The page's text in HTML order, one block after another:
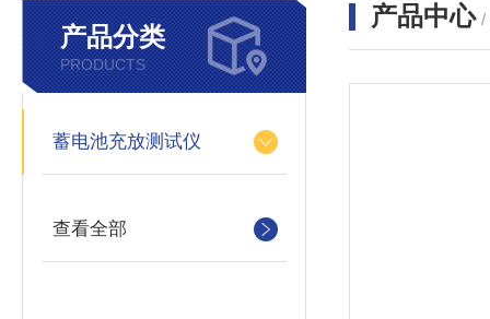
产品分类
PRODUCTS
蓄电池充放测试仪
查看全部
产品中心 /